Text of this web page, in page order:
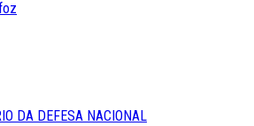
DA DEFESA NACIONAL